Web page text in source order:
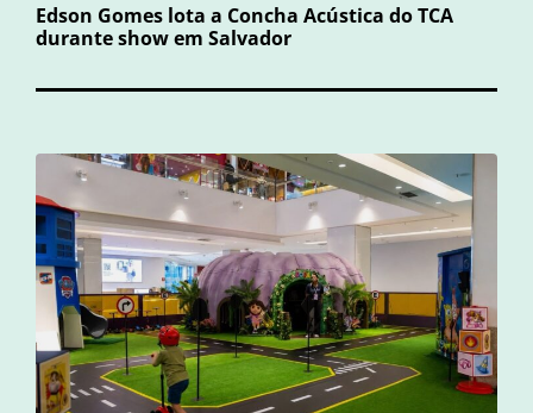
Edson Gomes lota a Concha Acústica do TCA
durante show em Salvador